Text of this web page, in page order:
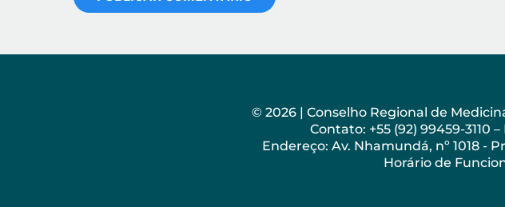
© 2026 | Conselho Regional de
Contato: +55 (92) 99459-3110
Endereço: Av. Nhamundá, nº 1018 -
Horário de